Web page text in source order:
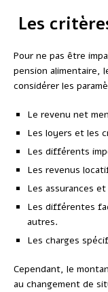
Les
Pour ne pas être
pension alimentaire,
considérer les
Le revenu net
Les loyers et les
Les différents
Les revenus
Les assurances
Les différentes
autres.
Les charges
Cependant, le
au changement de